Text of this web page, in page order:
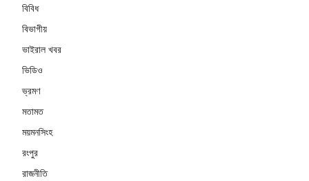
বিবিধ
বিভাগীয়
ভাইরাল খবর
ভিডিও
ভ্রমণ
মতামত
ময়মনসিংহ
রংপুর
রাজনীতি